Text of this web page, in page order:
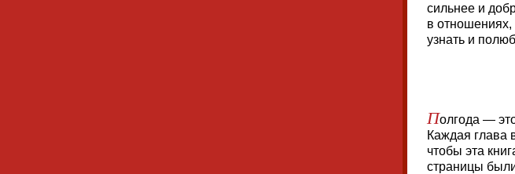
сильнее и
в
узнать и
Полгода —
Каждая глава
чтобы эта
страницы